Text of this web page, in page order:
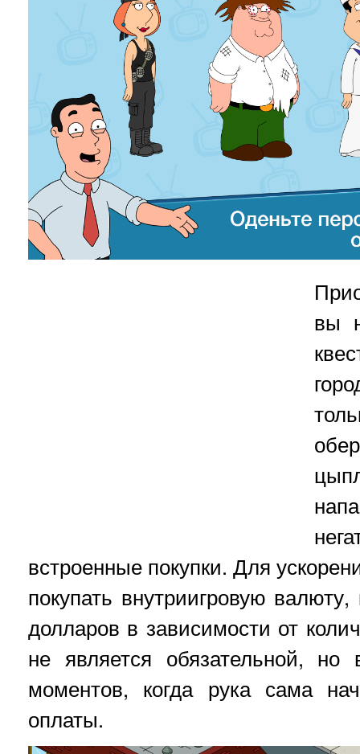
вы
встроенные покупки. Для
покупать внутриигровую
долларов в зависимости от
не является обязательной,
моментов, когда рука сама
оплаты.